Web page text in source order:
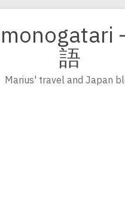
語
Marius' travel and Japan